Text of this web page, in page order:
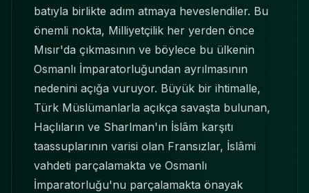
batıyla birlikte adım atmaya heveslendiler. Bu
önemli nokta, Milliyetçilik her yerden önce
Mısır'da çıkmasının ve böylece bu ülkenin
Osmanlı İmparatorluğundan ayrılmasının
nedenini açığa vuruyor. Büyük bir ihtimalle,
Türk Müslümanlarla açıkça savaşta bulunan,
Haçlıların ve Sharlman'ın İslâm karşıtı
taassuplarının varisi olan Fransızlar, İslâmi
vahdeti parçalamakta ve Osmanlı
İmparatorluğu'nu parçalamakta önayak